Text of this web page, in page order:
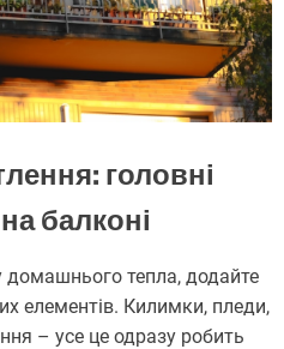
головні
балконі
тепла, додайте
елементів. Килимки, пледи,
– усе це одразу робить